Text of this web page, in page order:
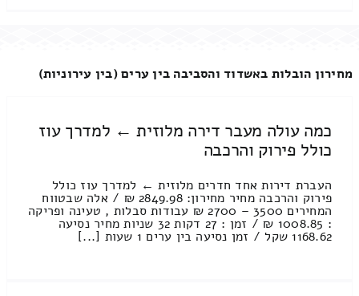
מחירון הובלות באשדוד והסביבה בין ערים (בין עירוניות)
כמה עולה מעבר דירה מלוזית ← למדרך עוז
כולל פירוק והרכבה
העברת דירות אחד חדרים מלוזית ← למדרך עוז כולל
פירוק והרכבה מחיר מחירון: 2849.98 ₪ / אלה שבטווח
המחירים 3500 – 2700 ₪ עבודות סבלות , טעינה ופריקה
: 1008.85 ₪ / זמן : 27 דקות 32 שניות מחיר נסיעה
1168.62 שקל / זמן נסיעה בין ערים 1 שעות [...]